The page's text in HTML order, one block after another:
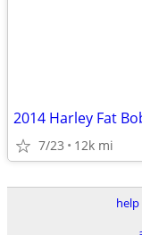
2014 Harley Fat
7/23 12k mi
help